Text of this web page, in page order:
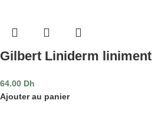
Gilbert Liniderm liniment
64.00 Dh
Ajouter au panier